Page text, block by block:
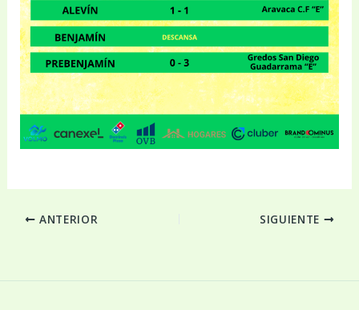
ANTERIOR SIGUIENTE